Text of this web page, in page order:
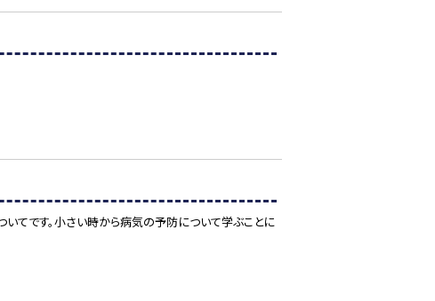
てです。小さい時から病気の予防について学ぶことに